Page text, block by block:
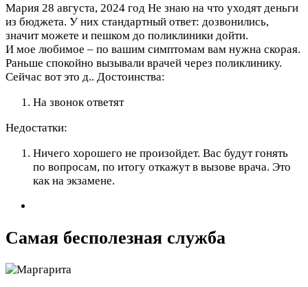
Мария 28 августа, 2024 год Не знаю на что уходят деньги
из бюджета. У них стандартный ответ: дозвонились,
значит можете и пешком до поликлиники дойти.
И мое любимое – по вашим симптомам вам нужна скорая.
Раньше спокойно вызывали врачей через поликлинику.
Сейчас вот это д.. Достоинства:
На звонок ответят
Недостатки:
Ничего хорошего не произойдет. Вас будут гонять
по вопросам, по итогу откажут в вызове врача. Это
как на экзамене.
Самая бесполезная служба